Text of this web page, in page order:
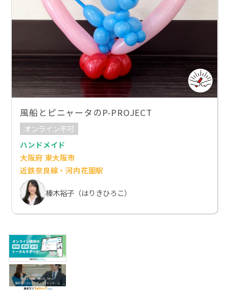
風船とピニャータのP-PROJECT
オンライン不可
ハンドメイド
大阪府 東大阪市
近鉄奈良線・河内花園駅
榛木裕子（はりきひろこ）